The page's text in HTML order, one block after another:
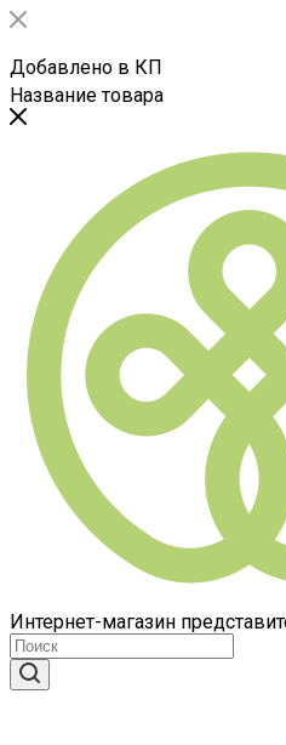
Добавлено в КП
Название товара
Интернет-магазин